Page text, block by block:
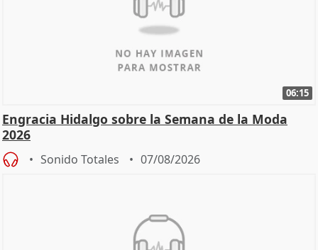
06:15
Engracia Hidalgo sobre la Semana de la Moda
2026
Sonido Totales 07/08/2026